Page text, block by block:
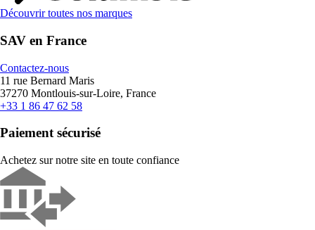
Découvrir toutes nos marques
SAV en France
Contactez-nous
11 rue Bernard Maris
37270 Montlouis-sur-Loire, France
+33 1 86 47 62 58
Paiement sécurisé
Achetez sur notre site en toute confiance